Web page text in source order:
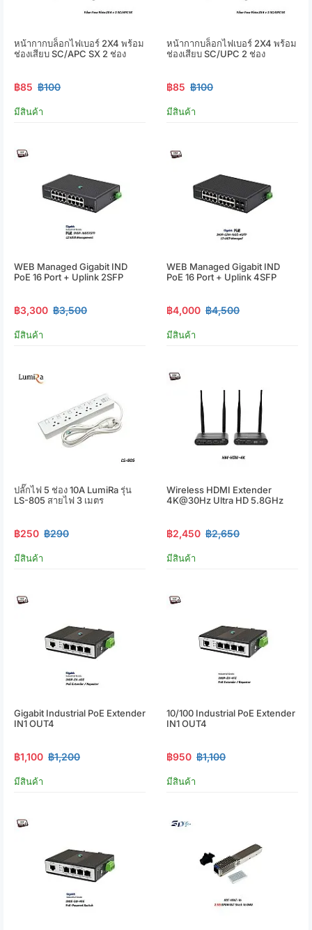
หน้ากากบล็อกไฟเบอร์ 2X4 พร้อม
ช่องเสียบ SC/APC SX 2 ช่อง
฿85 ฿100
มีสินค้า
หน้ากากบล็อกไฟเบอร์ 2X4 พร้อม
ช่องเสียบ SC/UPC 2 ช่อง
฿85 ฿100
มีสินค้า
WEB Managed Gigabit IND
PoE 16 Port + Uplink 2SFP
฿3,300 ฿3,500
มีสินค้า
WEB Managed Gigabit IND
PoE 16 Port + Uplink 4SFP
฿4,000 ฿4,500
มีสินค้า
ปลั๊กไฟ 5 ช่อง 10A LumiRa รุ่น
LS-805 สายไฟ 3 เมตร
฿250 ฿290
มีสินค้า
Wireless HDMI Extender
4K@30Hz Ultra HD 5.8GHz
฿2,450 ฿2,650
มีสินค้า
Gigabit Industrial PoE Extender
IN1 OUT4
฿1,100 ฿1,200
มีสินค้า
10/100 Industrial PoE Extender
IN1 OUT4
฿950 ฿1,100
มีสินค้า